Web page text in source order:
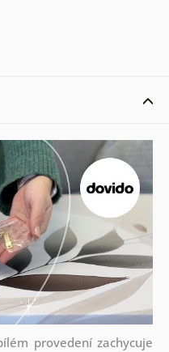
provedení zachycuje